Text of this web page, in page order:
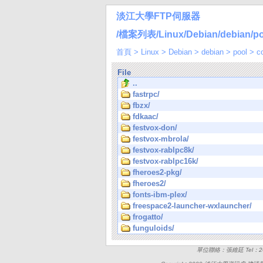
淡江大學FTP伺服器
/檔案列表/Linux/Debian/debian/
首頁 > Linux > Debian > debian > pool >
File
..
fastrpc/
fbzx/
fdkaac/
festvox-don/
festvox-mbrola/
festvox-rablpc8k/
festvox-rablpc16k/
fheroes2-pkg/
fheroes2/
fonts-ibm-plex/
freespace2-launcher-wxlauncher/
frogatto/
funguloids/
單位聯絡：張維廷 Tel